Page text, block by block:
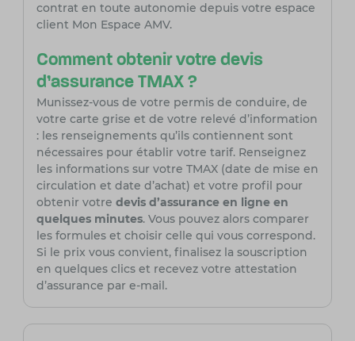
contrat en toute autonomie depuis votre espace
client Mon Espace AMV.
Comment obtenir votre devis
d’assurance TMAX ?
Munissez-vous de votre permis de conduire, de
votre carte grise et de votre relevé d’information
: les renseignements qu’ils contiennent sont
nécessaires pour établir votre tarif. Renseignez
les informations sur votre TMAX (date de mise en
circulation et date d’achat) et votre profil pour
obtenir votre devis d’assurance en ligne en
quelques minutes. Vous pouvez alors comparer
les formules et choisir celle qui vous correspond.
Si le prix vous convient, finalisez la souscription
en quelques clics et recevez votre attestation
d’assurance par e-mail.